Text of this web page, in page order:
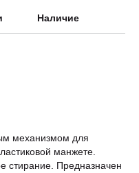
Наличие
механизмом для
манжете.
стирание. Предназначен